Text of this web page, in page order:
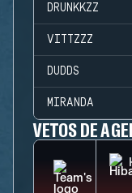
DRUNKKZZ
VITTZZZ
DUDDS
MIRANDA
VETOS DE